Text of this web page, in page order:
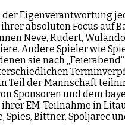
Eigenverantwortung
absoluten Focus auf
Neve, Rudert,
Andere Spieler wie
sie nach
Teil der Mannschaft
Sponsoren und dem
EM-Teilnahme in
Bittner, Spoljarec